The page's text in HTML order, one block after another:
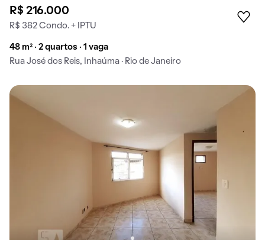
R$ 216.000
R$ 382 Condo. + IPTU
48 m² · 2 quartos · 1 vaga
Rua José dos Reis, Inhaúma · Rio de Janeiro